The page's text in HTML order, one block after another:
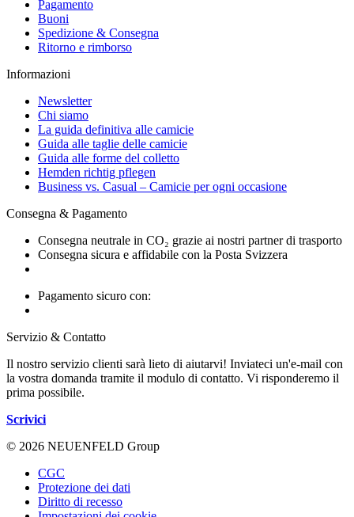
Pagamento
Buoni
Spedizione & Consegna
Ritorno e rimborso
Informazioni
Newsletter
Chi siamo
La guida definitiva alle camicie
Guida alle taglie delle camicie
Guida alle forme del colletto
Hemden richtig pflegen
Business vs. Casual – Camicie per ogni occasione
Consegna & Pagamento
Consegna neutrale in CO₂ grazie ai nostri partner di trasporto
Consegna sicura e affidabile con la Posta Svizzera
Pagamento sicuro con:
Servizio & Contatto
Il nostro servizio clienti sarà lieto di aiutarvi! Inviateci un'e-mail con
la vostra domanda tramite il modulo di contatto. Vi risponderemo il
prima possibile.
Scrivici
© 2026 NEUENFELD Group
CGC
Protezione dei dati
Diritto di recesso